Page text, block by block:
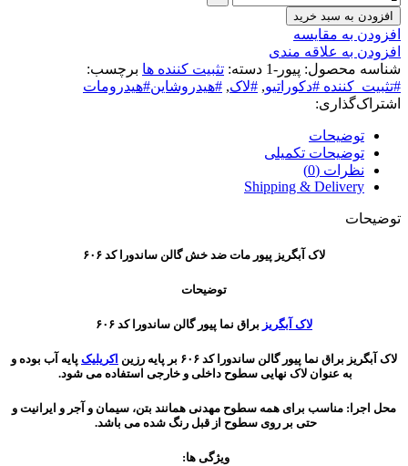
افزودن به سبد خرید
افزودن به مقایسه
افزودن به علاقه مندی
شناسه محصول: پیور-1 دسته: تثبیت کننده ها برچسب:
#تثبیت_کننده #دکوراتیو, #لاک, #هیدروشاین#هیدرومات
اشتراک‌گذاری:
توضیحات
توضیحات تکمیلی
نظرات (0)
Shipping & Delivery
توضیحات
لاک آبگریز پیور مات ضد خش گالن ساندورا کد ۶۰۶
توضیحات
لاک آبگریز براق نما پیور گالن ساندورا کد ۶۰۶
لاک آبگریز براق نما پیور گالن ساندورا کد ۶۰۶ بر پایه رزین اکریلیک پایه آب بوده و
به عنوان لاک نهایی سطوح داخلی و خارجی استفاده می شود.
محل اجرا: مناسب برای همه سطوح مهدنی همانند بتن، سیمان و آجر و ایرانیت و
حتی بر روی سطوح از قبل رنگ شده می باشد.
ویژگی ها: